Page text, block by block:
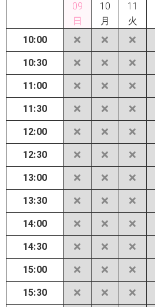
09
日
10
月
11
火
10:00
10:30
11:00
11:30
12:00
12:30
13:00
13:30
14:00
14:30
15:00
15:30